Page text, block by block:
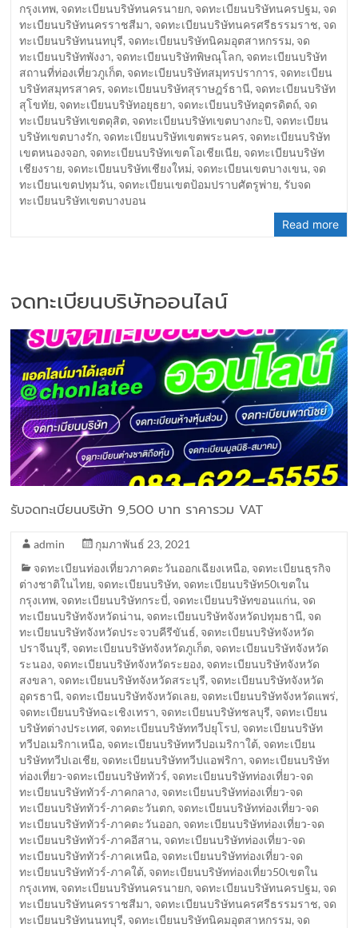
กรุงเทพ, จดทะเบียนบริษัทนครนายก, จดทะเบียนบริษัทนครปฐม, จด
ทะเบียนบริษัทนครราชสีมา, จดทะเบียนบริษัทนครศรีธรรมราช, จด
ทะเบียนบริษัทนนทบุรี, จดทะเบียนบริษัทนิคมอุตสาหกรรม, จด
ทะเบียนบริษัทพังงา, จดทะเบียนบริษัทพิษณุโลก, จดทะเบียนบริษัท
สถานที่ท่องเที่ยวภูเก็ต, จดทะเบียนบริษัทสมุทรปราการ, จดทะเบียน
บริษัทสมุทรสาคร, จดทะเบียนบริษัทสุราษฎร์ธานี, จดทะเบียนบริษัท
สุโขทัย, จดทะเบียนบริษัทอยุธยา, จดทะเบียนบริษัทอุตรดิตถ์, จด
ทะเบียนบริษัทเขตดุสิต, จดทะเบียนบริษัทเขตบางกะปิ, จดทะเบียน
บริษัทเขตบางรัก, จดทะเบียนบริษัทเขตพระนคร, จดทะเบียนบริษัท
เขตหนองจอก, จดทะเบียนบริษัทเขตโอเชียเนีย, จดทะเบียนบริษัท
เชียงราย, จดทะเบียนบริษัทเชียงใหม่, จดทะเบียนเขตบางเขน, จด
ทะเบียนเขตปทุมวัน, จดทะเบียนเขตป้อมปราบศัตรูพ่าย, รับจด
ทะเบียนบริษัทเขตบางบอน
Read more
จดทะเบียนบริษัทออนไลน์
รับจดทะเบียนบริษัท 9,500 บาท ราคารวม VAT
admin
กุมภาพันธ์ 23, 2021
จดทะเบียนท่องเที่ยวภาคตะวันออกเฉียงเหนือ, จดทะเบียนธุรกิจ
ต่างชาติในไทย, จดทะเบียนบริษัท, จดทะเบียนบริษัท50เขตใน
กรุงเทพ, จดทะเบียนบริษัทกระบี่, จดทะเบียนบริษัทขอนแก่น, จด
ทะเบียนบริษัทจังหวัดน่าน, จดทะเบียนบริษัทจังหวัดปทุมธานี, จด
ทะเบียนบริษัทจังหวัดประจวบคีรีขันธ์, จดทะเบียนบริษัทจังหวัด
ปราจีนบุรี, จดทะเบียนบริษัทจังหวัดภูเก็ต, จดทะเบียนบริษัทจังหวัด
ระนอง, จดทะเบียนบริษัทจังหวัดระยอง, จดทะเบียนบริษัทจังหวัด
สงขลา, จดทะเบียนบริษัทจังหวัดสระบุรี, จดทะเบียนบริษัทจังหวัด
อุดรธานี, จดทะเบียนบริษัทจังหวัดเลย, จดทะเบียนบริษัทจังหวัดแพร่,
จดทะเบียนบริษัทฉะเชิงเทรา, จดทะเบียนบริษัทชลบุรี, จดทะเบียน
บริษัทต่างประเทศ, จดทะเบียนบริษัททวีปยุโรป, จดทะเบียนบริษัท
ทวีปอเมริกาเหนือ, จดทะเบียนบริษัททวีปอเมริกาใต้, จดทะเบียน
บริษัททวีปเอเชีย, จดทะเบียนบริษัททวีปแอฟริกา, จดทะเบียนบริษัท
ท่องเที่ยว-จดทะเบียนบริษัททัวร์, จดทะเบียนบริษัทท่องเที่ยว-จด
ทะเบียนบริษัททัวร์-ภาคกลาง, จดทะเบียนบริษัทท่องเที่ยว-จด
ทะเบียนบริษัททัวร์-ภาคตะวันตก, จดทะเบียนบริษัทท่องเที่ยว-จด
ทะเบียนบริษัททัวร์-ภาคตะวันออก, จดทะเบียนบริษัทท่องเที่ยว-จด
ทะเบียนบริษัททัวร์-ภาคอีสาน, จดทะเบียนบริษัทท่องเที่ยว-จด
ทะเบียนบริษัททัวร์-ภาคเหนือ, จดทะเบียนบริษัทท่องเที่ยว-จด
ทะเบียนบริษัททัวร์-ภาคใต้, จดทะเบียนบริษัทท่องเที่ยว50เขตใน
กรุงเทพ, จดทะเบียนบริษัทนครนายก, จดทะเบียนบริษัทนครปฐม, จด
ทะเบียนบริษัทนครราชสีมา, จดทะเบียนบริษัทนครศรีธรรมราช, จด
ทะเบียนบริษัทนนทบุรี, จดทะเบียนบริษัทนิคมอุตสาหกรรม, จด